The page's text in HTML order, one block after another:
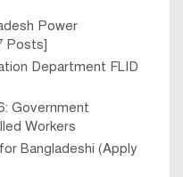
Power
Posts]
Department FLID
Government
Workers
Bangladeshi (Apply